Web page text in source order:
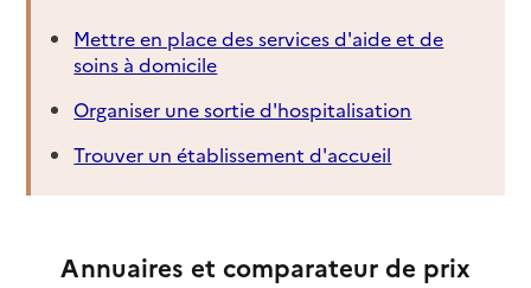
Mettre en place des services d'aide et de
soins à domicile
Organiser une sortie d'hospitalisation
Trouver un établissement d'accueil
Annuaires et comparateur de prix